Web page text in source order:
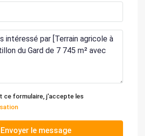
ce formulaire, j'accepte les
Envoyer le message